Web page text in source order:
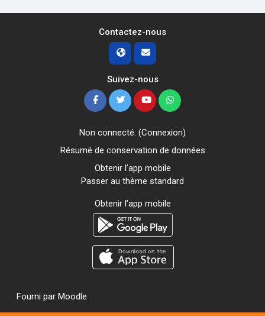
Contactez-nous
Suivez-nous
Non connecté. (Connexion)
Résumé de conservation de données
Obtenir l’app mobile
Passer au thème standard
Obtenir l’app mobile
Fourni par Moodle